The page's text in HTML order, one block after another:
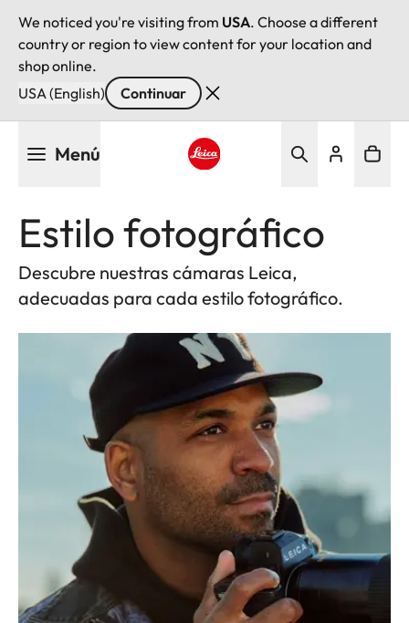
We noticed you're visiting from USA. Choose a different
country or region to view content for your location and
shop online.
USA (English)
Continuar
Menú
Estilo fotográfico
Descubre nuestras cámaras Leica,
adecuadas para cada estilo fotográfico.